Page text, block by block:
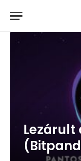
Lezárult